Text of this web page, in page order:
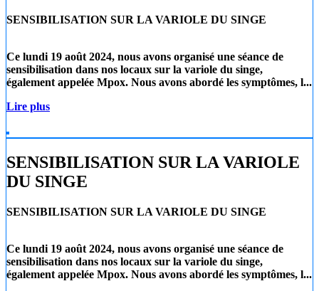
SENSIBILISATION SUR LA VARIOLE DU SINGE
Ce lundi 19 août 2024, nous avons organisé une séance de
sensibilisation dans nos locaux sur la variole du singe,
également appelée Mpox. Nous avons abordé les symptômes, l...
Lire plus
SENSIBILISATION SUR LA VARIOLE
DU SINGE
SENSIBILISATION SUR LA VARIOLE DU SINGE
Ce lundi 19 août 2024, nous avons organisé une séance de
sensibilisation dans nos locaux sur la variole du singe,
également appelée Mpox. Nous avons abordé les symptômes, l...